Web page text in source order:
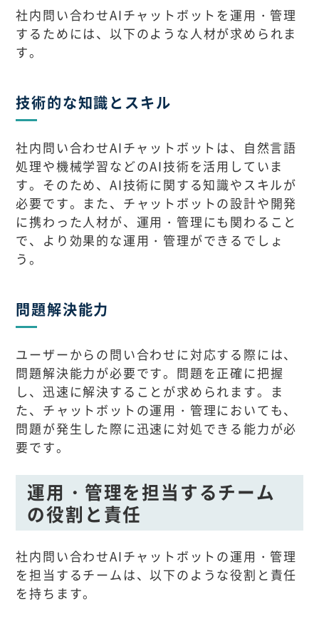
社内問い合わせAIチャットボットを運用・管理
するためには、以下のような人材が求められま
す。
技術的な知識とスキル
社内問い合わせAIチャットボットは、自然言語
処理や機械学習などのAI技術を活用していま
す。そのため、AI技術に関する知識やスキルが
必要です。また、チャットボットの設計や開発
に携わった人材が、運用・管理にも関わること
で、より効果的な運用・管理ができるでしょ
う。
問題解決能力
ユーザーからの問い合わせに対応する際には、
問題解決能力が必要です。問題を正確に把握
し、迅速に解決することが求められます。ま
た、チャットボットの運用・管理においても、
問題が発生した際に迅速に対処できる能力が必
要です。
運用・管理を担当するチーム
の役割と責任
社内問い合わせAIチャットボットの運用・管理
を担当するチームは、以下のような役割と責任
を持ちます。